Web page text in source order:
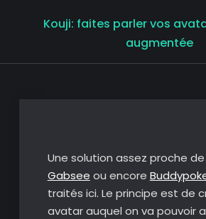
Kouji: faites parler vos
augmentée
Une solution assez proche de
Gabsee ou encore
traités ici. Le principe est de
avatar auquel on va pouvoir